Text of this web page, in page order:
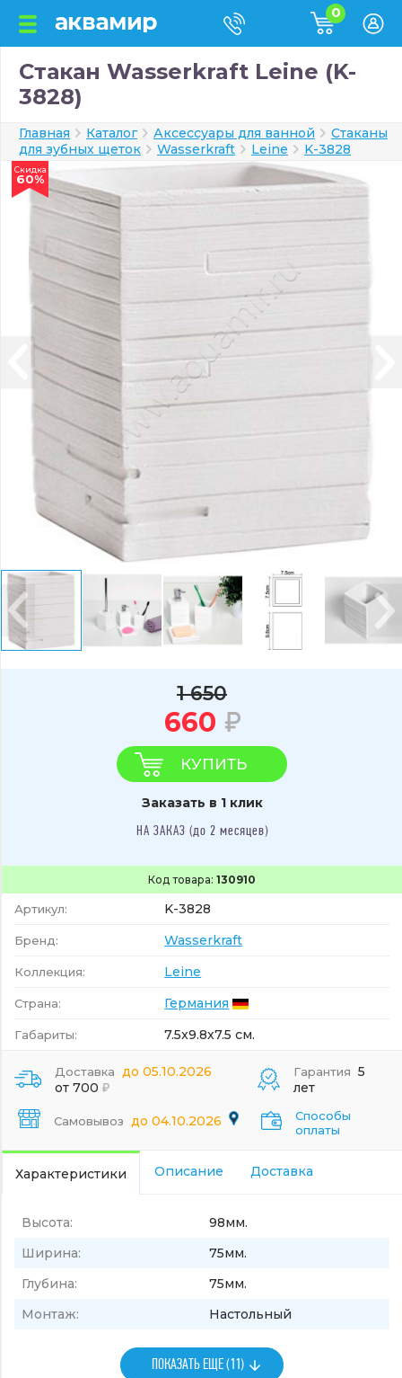
0
Стакан Wasserkraft Leine (K-
3828)
Главная Каталог Аксессуары для ванной
Стаканы
для зубных щеток
Wasserkraft Leine K-3828
Скидка
60%
Код товара: 130910
Артикул: K-3828
Бренд: Wasserkraft
Коллекция: Leine
Страна: Германия
Габариты: 7.5x9.8x7.5 см.
1 650
660
КУПИТЬ
Заказать в 1 клик
НА ЗАКАЗ (до 2 месяцев)
Доставка до 05.10.2026
от 700
Самовывоз до 04.10.2026
Гарантия 5
лет
Способы
оплаты
Характеристики Описание Доставка
Высота:
98мм.
Ширина:
75мм.
Глубина:
75мм.
Монтаж:
Настольный
ПОКАЗАТЬ ЕЩЕ (11)